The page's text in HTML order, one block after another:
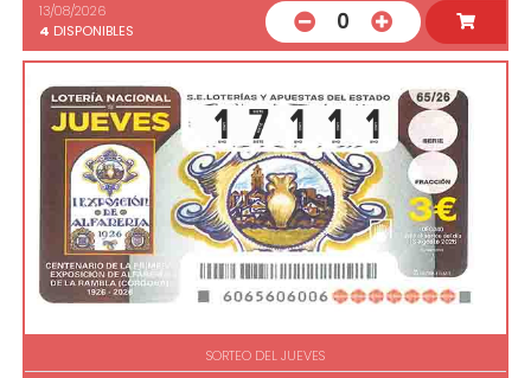
13/08/2026
4 DISPONIBLES 0
SORTEO DEL JUEVES